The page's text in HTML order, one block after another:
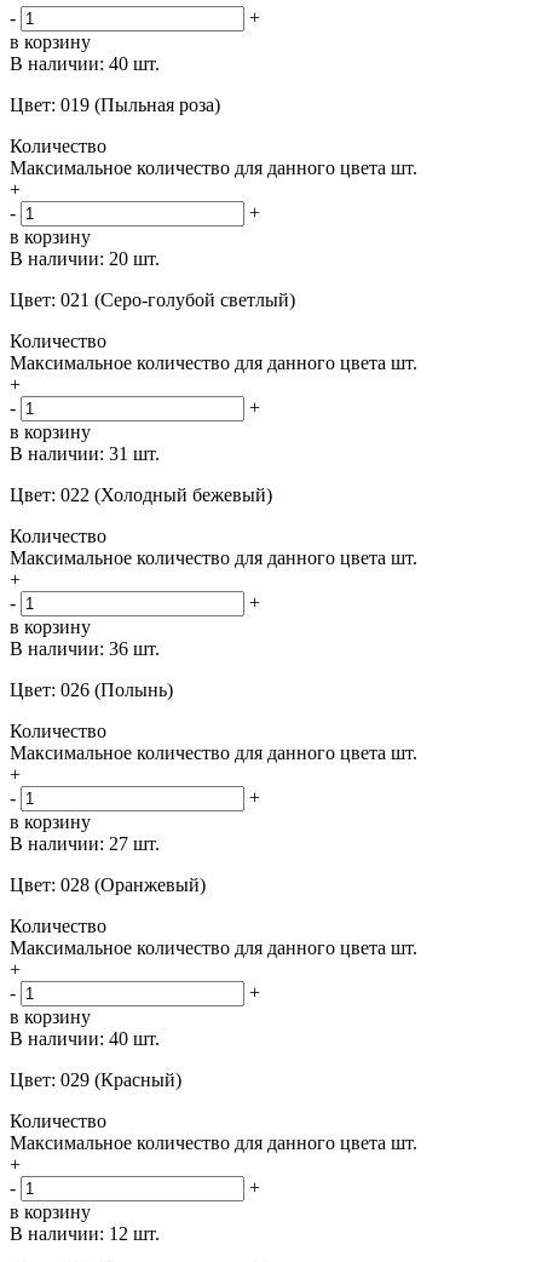
-
+
в корзину
В наличии: 40 шт.
Цвет: 019 (Пыльная роза)
Количество
Максимальное количество для данного цвета шт.
+
-
+
в корзину
В наличии: 20 шт.
Цвет: 021 (Серо-голубой светлый)
Количество
Максимальное количество для данного цвета шт.
+
-
+
в корзину
В наличии: 31 шт.
Цвет: 022 (Холодный бежевый)
Количество
Максимальное количество для данного цвета шт.
+
-
+
в корзину
В наличии: 36 шт.
Цвет: 026 (Полынь)
Количество
Максимальное количество для данного цвета шт.
+
-
+
в корзину
В наличии: 27 шт.
Цвет: 028 (Оранжевый)
Количество
Максимальное количество для данного цвета шт.
+
-
+
в корзину
В наличии: 40 шт.
Цвет: 029 (Красный)
Количество
Максимальное количество для данного цвета шт.
+
-
+
в корзину
В наличии: 12 шт.